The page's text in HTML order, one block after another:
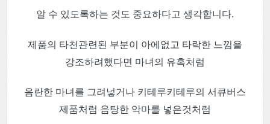
알 수 있도록하는 것도 중요하다고 생각합니다.
제품의 타천관련된 부분이 아에없고 타락한 느낌을
강조하려했다면 마녀의 유혹처럼
음란한 마녀를 그려넣거나 키테루키테루의 서큐버스
제품처럼 음탕한 악마를 넣은것처럼